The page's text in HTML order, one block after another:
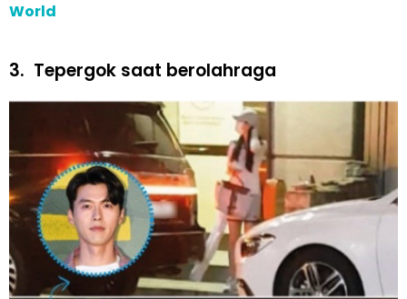
World
3. Tepergok saat berolahraga